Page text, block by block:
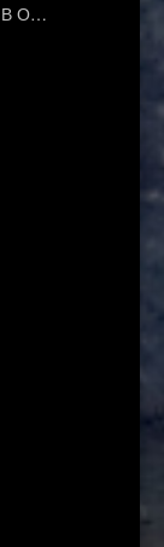
В О…